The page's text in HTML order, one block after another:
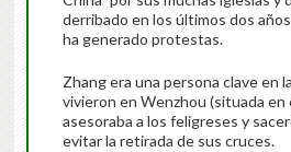
derribado en los últimos dos
ha generado protestas.
Zhang era una persona clave en
vivieron en Wenzhou (situada en
asesoraba a los feligreses y
evitar la retirada de sus cruces.